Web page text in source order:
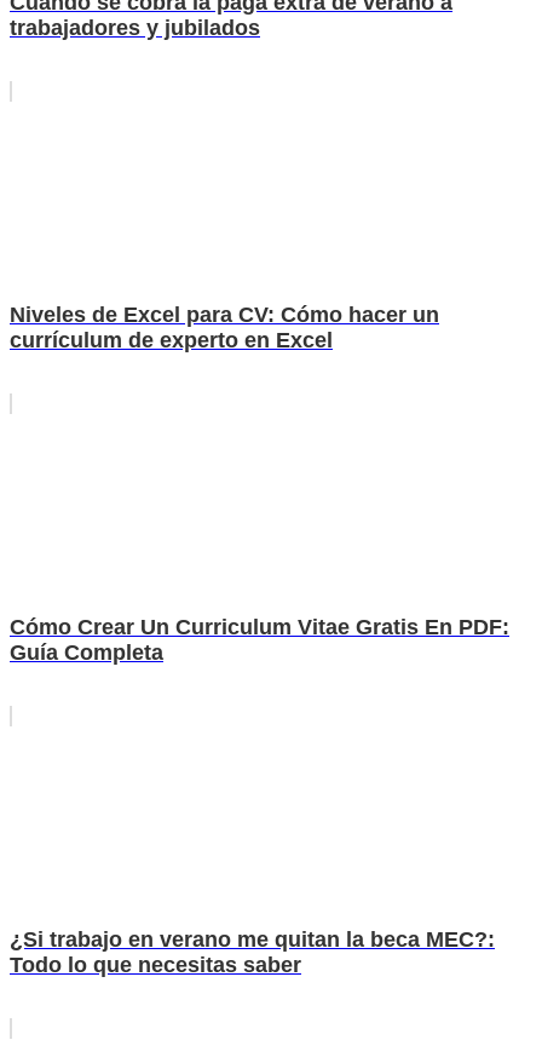
trabajadores y jubilados
Niveles de Excel para CV: Cómo hacer un
currículum de experto en Excel
Cómo Crear Un Curriculum Vitae Gratis En PDF:
Guía Completa
¿Si trabajo en verano me quitan la beca MEC?:
Todo lo que necesitas saber